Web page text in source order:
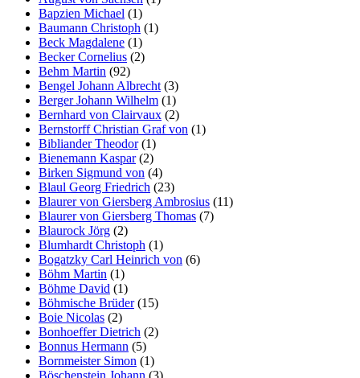
Bapzien Michael (1)
Baumann Christoph (1)
Beck Magdalene (1)
Becker Cornelius (2)
Behm Martin (92)
Bengel Johann Albrecht (3)
Berger Johann Wilhelm (1)
Bernhard von Clairvaux (2)
Bernstorff Christian Graf von (1)
Bibliander Theodor(1)
Bienemann Kaspar(2)
Birken Sigmund von (4)
Blaul Georg Friedrich (23)
Blaurer von Giersberg Ambrosius (11)
Blaurer von Giersberg Thomas (7)
Blaurock Jörg (2)
Blumhardt Christoph (1)
Bogatzky Carl Heinrich von (6)
Böhm Martin (1)
Böhme David (1)
Böhmische Brüder(15)
Boie Nicolas (2)
Bonhoeffer Dietrich (2)
Bonnus Hermann (5)
Bornmeister Simon (1)
Böschenstein Johann (3)